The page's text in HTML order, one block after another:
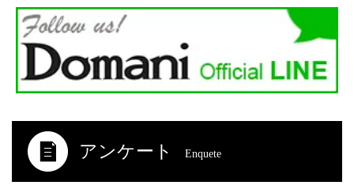
アンケート Enquete